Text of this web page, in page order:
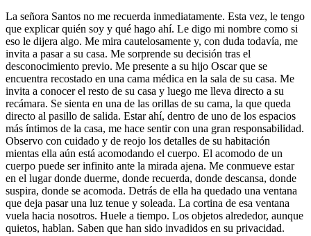
La señora Santos no me recuerda inmediatamente. Esta vez, le tengo
que explicar quién soy y qué hago ahí. Le digo mi nombre como si
eso le dijera algo. Me mira cautelosamente y, con duda todavía, me
invita a pasar a su casa. Me sorprende su decisión tras el
desconocimiento previo. Me presente a su hijo Oscar que se
encuentra recostado en una cama médica en la sala de su casa. Me
invita a conocer el resto de su casa y luego me lleva directo a su
recámara. Se sienta en una de las orillas de su cama, la que queda
directo al pasillo de salida. Estar ahí, dentro de uno de los espacios
más íntimos de la casa, me hace sentir con una gran responsabilidad.
Observo con cuidado y de reojo los detalles de su habitación
mientas ella aún está acomodando el cuerpo. El acomodo de un
cuerpo puede ser infinito ante la mirada ajena. Me conmueve estar
en el lugar donde duerme, donde recuerda, donde descansa, donde
suspira, donde se acomoda. Detrás de ella ha quedado una ventana
que deja pasar una luz tenue y soleada. La cortina de esa ventana
vuela hacia nosotros. Huele a tiempo. Los objetos alrededor, aunque
quietos, hablan. Saben que han sido invadidos en su privacidad.